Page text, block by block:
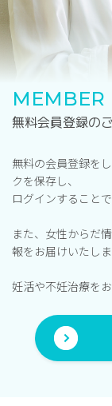
MEMBER
無料会員登録の
無料の会員登録を
クを保存し、
ログインすること
また、女性からだ
報をお届けいたしま
妊活や不妊治療を